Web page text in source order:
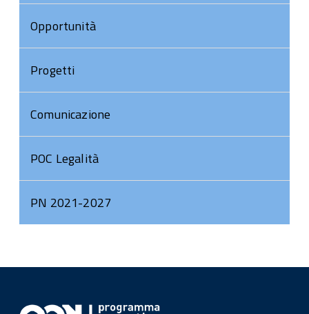
Opportunità
Progetti
Comunicazione
POC Legalità
PN 2021-2027